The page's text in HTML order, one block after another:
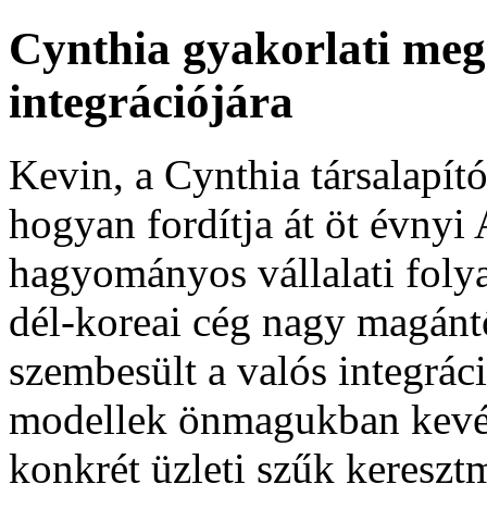
Cynthia gyakorlati
integrációjára
Kevin, a Cynthia
hogyan fordítja át öt évnyi
hagyományos vállalati
dél‑koreai cég nagy
szembesült a valós
modellek önmagukban
konkrét üzleti szűk